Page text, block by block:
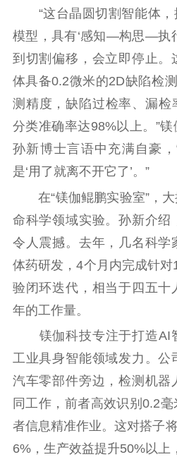
理论武
理论学习 宣传宣
哲学社
社科强省 工作通
江苏文脉
主题宣传 对外宣
记者之家
文化文
精品生产 文化惠
文化交流
紫金文化艺术节
品牌活动
精神文
文明创建 文明实
先进典
社会宣
“这台晶圆切割智能体，
模型，具有‘感知—构思—执
到切割偏移，会立即停止。
体具备0.2微米的2D缺陷检
测精度，缺陷过检率、漏检
分类准确率达98%以上。”
孙新博士言语中充满自豪
是‘用了就离不开它了’。”
在“镁伽鲲鹏实验室”，大
命科学领域实验。孙新介绍
令人震撼。去年，几名科学
体药研发，4个月内完成针
验闭环迭代，相当于四五十
年的工作量。
镁伽科技专注于打造AI
工业具身智能领域发力。公
汽车零部件旁边，检测机器
同工作，前者高效识别0.2
者信息精准作业。这对搭子
6%，生产效益提升50%以上